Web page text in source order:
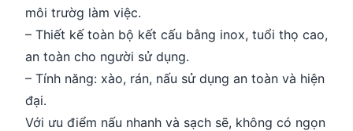
môi trườg làm việc.
– Thiết kế toàn bộ kết cấu bằng inox, tuổi thọ cao,
an toàn cho người sử dụng.
– Tính năng: xào, rán, nấu sử dụng an toàn và hiện
đại.
Với ưu điểm nấu nhanh và sạch sẽ, không có ngọn